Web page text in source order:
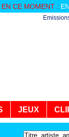
EN CE MOMENT :
JEUX